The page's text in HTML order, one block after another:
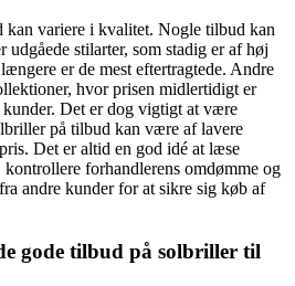
variere i kvalitet. Nogle tilbud kan
stilarter, som stadig er af høj
er de mest eftertragtede. Andre
hvor prisen midlertidigt er
Det er dog vigtigt at være
på tilbud kan være af lavere
Det er altid en god idé at læse
forhandlerens omdømme og
andre kunder for at sikre sig køb af
gode tilbud på solbriller til